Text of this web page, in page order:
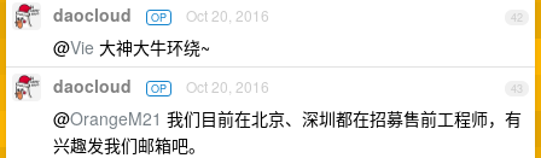
42
daocloud OP Oct 20, 2016
@Vie 大神大牛环绕~
43
daocloud OP Oct 20, 2016
@OrangeM21 我们目前在北京、深圳都在招募售前工程师，有
兴趣发我们邮箱吧。